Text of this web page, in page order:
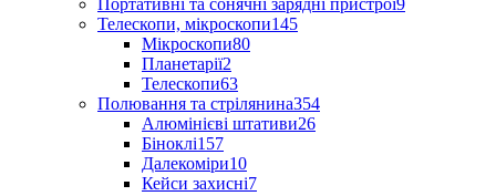
Портативні та сонячні зарядні пристрої9
Телескопи, мікроскопи145
Мікроскопи80
Планетарії2
Телескопи63
Полювання та стрілянина354
Алюмінієві штативи26
Біноклі157
Далекоміри10
Кейси захисні7